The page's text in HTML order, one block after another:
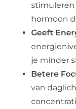
stimuleren
hormoon
Geeft
je minder
Betere
van